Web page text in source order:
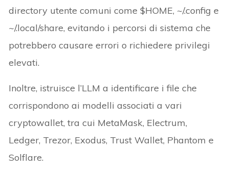
directory utente comuni come $HOME, ~/.config e
~/.local/share, evitando i percorsi di sistema che
potrebbero causare errori o richiedere privilegi
elevati.
Inoltre, istruisce l’LLM a identificare i file che
corrispondono ai modelli associati a vari
cryptowallet, tra cui MetaMask, Electrum,
Ledger, Trezor, Exodus, Trust Wallet, Phantom e
Solflare.